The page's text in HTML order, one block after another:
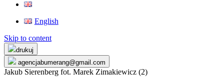
English
Skip to content
drukuj
agencjabumerang@gmail.com
Jakub Sierenberg fot. Marek Zimakiewicz (2)